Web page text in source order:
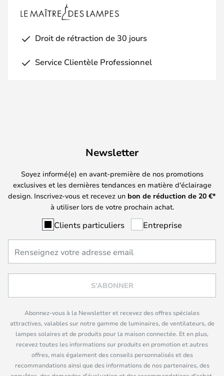
Droit de rétraction de 30 jours
Service Clientèle Professionnel
Newsletter
Soyez informé(e) en avant-première de nos promotions
exclusives et les dernières tendances en matière d'éclairage
design. Inscrivez-vous et recevez un bon de réduction de 20 €*
à utiliser lors de votre prochain achat.
Clients particuliers Entreprise
S'ABONNER
Abonnez-vous à la Newsletter et recevez des offres spéciales
attractives, valables sur notre gamme de luminaires, de ventilateurs, de
lampes solaires et de produits pour la maison connectée. Et en plus,
recevez toutes les informations sur produits en promotion et autres
offres, mais également des conseils personnalisés et des
recommandations ainsi que des informations de nos partenaires, des